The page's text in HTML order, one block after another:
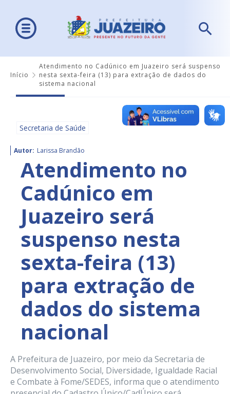
Início
Atendimento no Cadúnico em Juazeiro será suspenso
nesta sexta-feira (13) para extração de dados do
sistema nacional
Secretaria de Saúde
Autor: Larissa Brandão
Atendimento no
Cadúnico em
Juazeiro será
suspenso nesta
sexta-feira (13)
para extração de
dados do sistema
nacional
A Prefeitura de Juazeiro, por meio da Secretaria de
Desenvolvimento Social, Diversidade, Igualdade Racial
e Combate à Fome/SEDES, informa que o atendimento